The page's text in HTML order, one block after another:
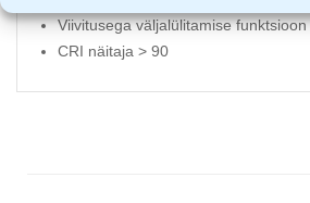
Viivitusega väljalülitamise funktsioon
CRI näitaja > 90